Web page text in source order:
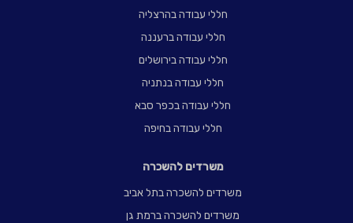
חללי עבודה בהרצליה
חללי עבודה ברעננה
חללי עבודה בירושלים
חללי עבודה בנתניה
חללי עבודה בכפר סבא
חללי עבודה בחיפה
משרדים להשכרה
משרדים להשכרה בתל אביב
משרדים להשכרה ברמת גן